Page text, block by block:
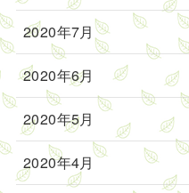
2020年7月
2020年6月
2020年5月
2020年4月